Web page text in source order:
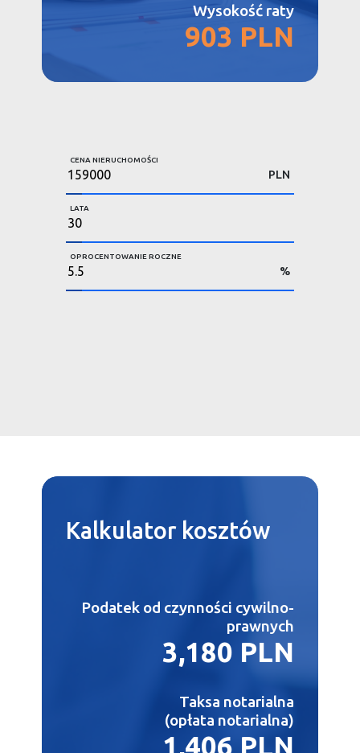
Wysokość raty
903 PLN
CENA NIERUCHOMOŚCI
PLN
LATA
OPROCENTOWANIE ROCZNE
%
Kalkulatorkosztów
Podatek od czynności cywilno-
prawnych
3,180 PLN
Taksa notarialna
(opłata notarialna)
1,406 PLN